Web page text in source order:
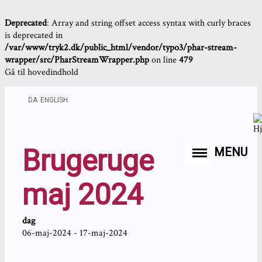
Deprecated: Array and string offset access syntax with curly braces
is deprecated in
/var/www/tryk2.dk/public_html/vendor/typo3/phar-stream-
wrapper/src/PharStreamWrapper.phpon line479
Gå til hovedindhold
DA ENGLISH
MENU
Brugeruge
maj 2024
dag
06-maj-2024 - 17-maj-2024